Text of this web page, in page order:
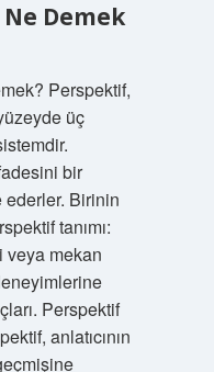
Demek
Perspektif,
üç
bir
ederler. Birinin
tanımı:
veya mekan
Perspektif
anlatıcının